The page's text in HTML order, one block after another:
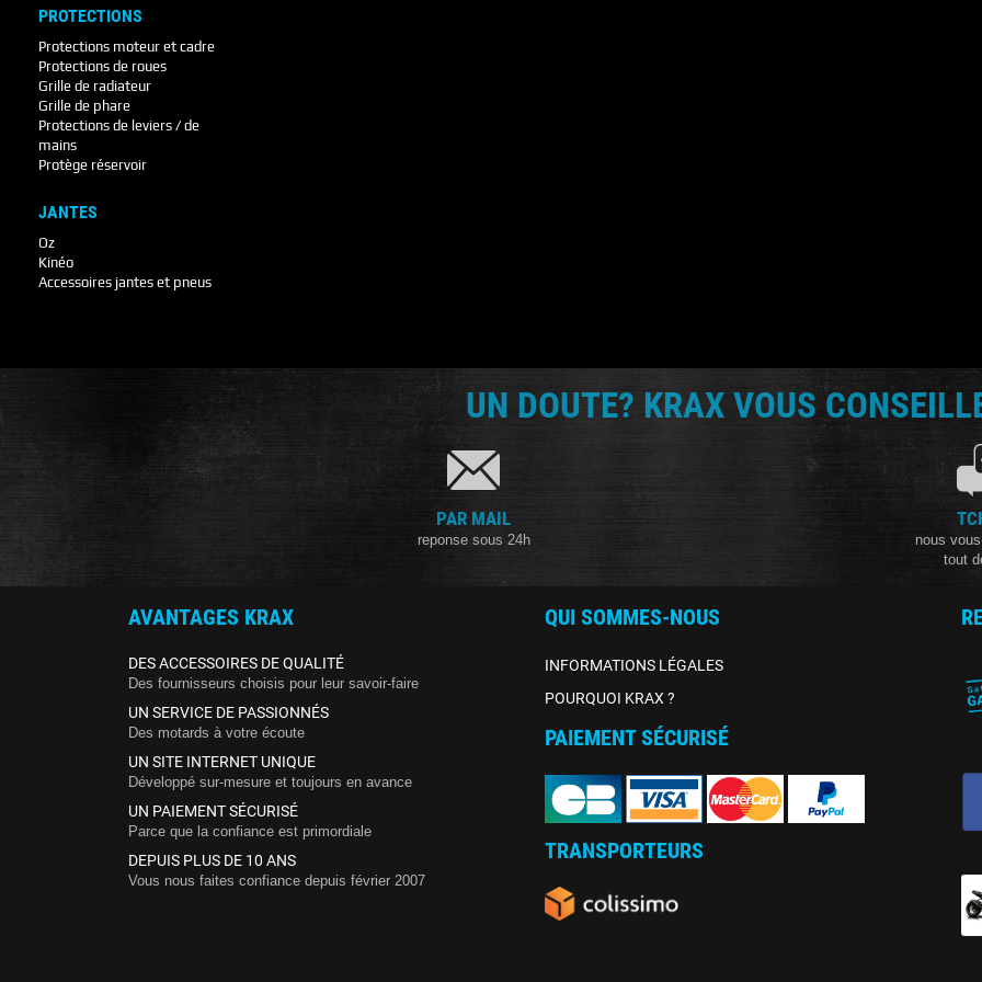
PROTECTIONS
Protections moteur et cadre
Protections de roues
Grille de radiateur
Grille de phare
Protections de leviers / de
mains
Protège réservoir
JANTES
Oz
Kinéo
Accessoires jantes et pneus
UN DOUTE? KRAX VOUS
PAR MAIL
reponse sous 24h
nous
tout
AVANTAGES KRAX
DES ACCESSOIRES DE QUALITÉ
Des fournisseurs choisis pour leur savoir-faire
UN SERVICE DE PASSIONNÉS
Des motards à votre écoute
UN SITE INTERNET UNIQUE
Développé sur-mesure et toujours en avance
UN PAIEMENT SÉCURISÉ
Parce que la confiance est primordiale
DEPUIS PLUS DE 10 ANS
Vous nous faites confiance depuis février 2007
QUI SOMMES-NOUS
INFORMATIONS LÉGALES
POURQUOI KRAX ?
PAIEMENT SÉCURISÉ
TRANSPORTEURS